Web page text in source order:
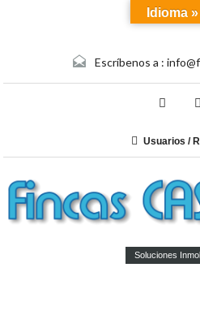
Escríbenos a :
Usuarios /
Soluciones
Idioma »